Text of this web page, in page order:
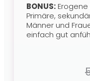
BONUS:
Primäre,
Männer und
einfach gut